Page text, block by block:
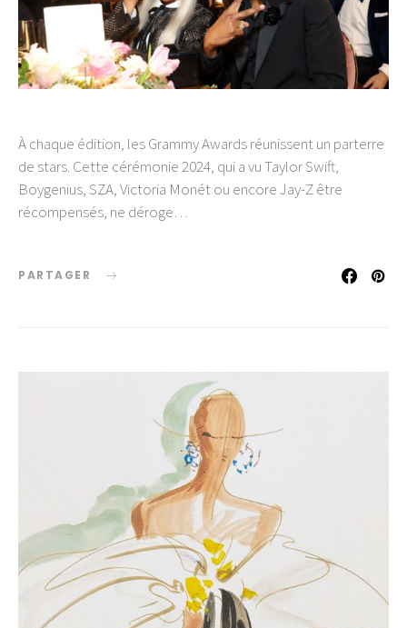
À chaque édition, les Grammy Awards réunissent un parterre
de stars. Cette cérémonie 2024, qui a vu Taylor Swift,
Boygenius, SZA, Victoria Monét ou encore Jay-Z être
récompensés, ne déroge…
PARTAGER